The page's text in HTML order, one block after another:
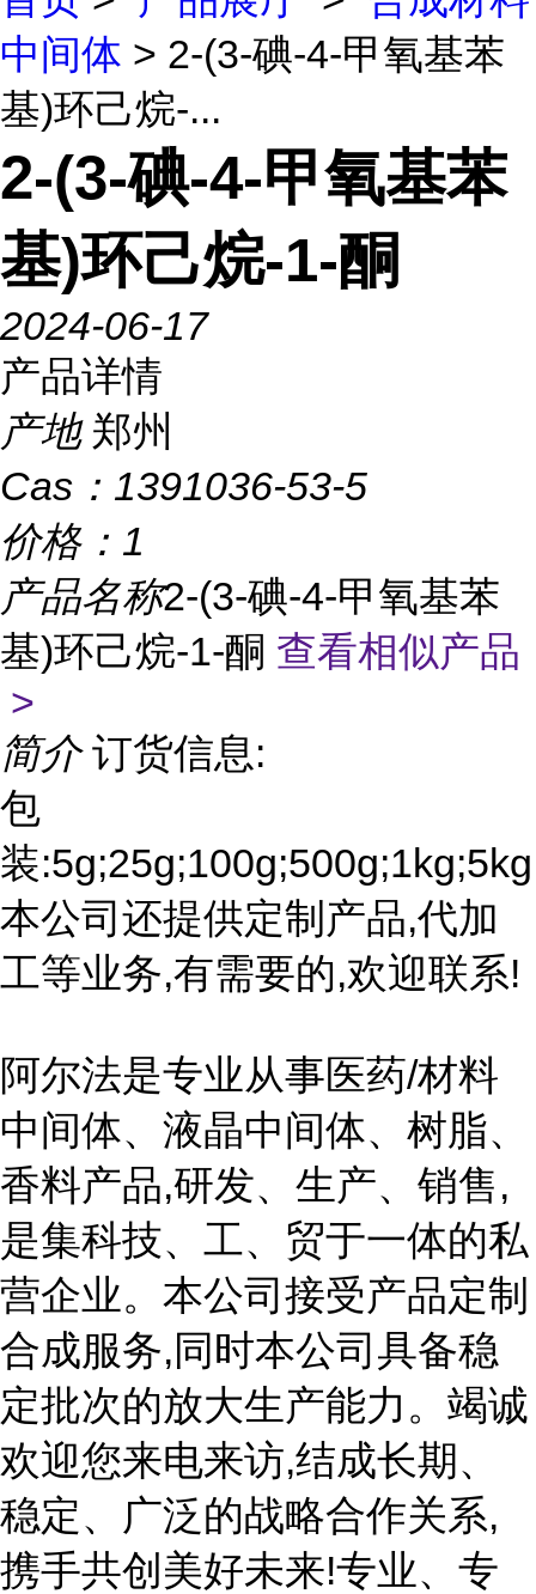
中间体 > 2-(3-碘-4-甲氧基苯
基)环己烷-...
2-(3-碘-4-甲氧基苯
基)环己烷-1-酮
2024-06-17
产品详情
产地 郑州
Cas： 1391036-53-5
价格： 1
产品名称2-(3-碘-4-甲氧基苯
基)环己烷-1-酮 查看相似产品
>
简介 订货信息:
包
装:5g;25g;100g;500g;1kg;5kg
本公司还提供定制产品,代加
工等业务,有需要的,欢迎联系!
阿尔法是专业从事医药/材料
中间体、液晶中间体、树脂、
香料产品,研发、生产、销售,
是集科技、工、贸于一体的私
营企业。本公司接受产品定制
合成服务,同时本公司具备稳
定批次的放大生产能力。竭诚
欢迎您来电来访,结成长期、
稳定、广泛的战略合作关系,
携手共创美好未来!专业、专